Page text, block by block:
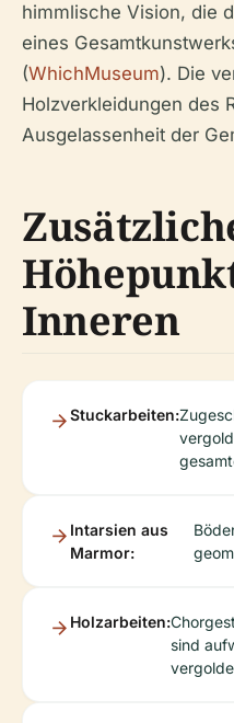
himmlische Vision, die
eines
(WhichMuseum). Die
Holzverkleidungen des
Ausgelassenheit der
Inneren
Stuckarbeiten:
Intarsien aus
Marmor:
Holzarbeiten:
sind